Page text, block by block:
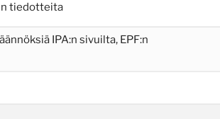
tiedotteita
IPA:n sivuilta, EPF:n